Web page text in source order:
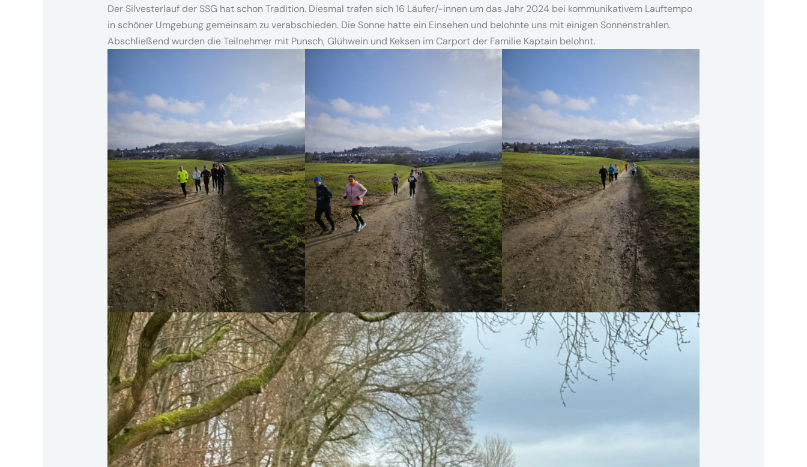
Der Silvesterlauf der SSG hat schon Tradition. Diesmal trafen sich 16 Läufer/-innen um das Jahr 2024 bei kommunikativem Lauftempo
in schöner Umgebung gemeinsam zu verabschieden. Die Sonne hatte ein Einsehen und belohnte uns mit einigen Sonnenstrahlen.
Abschließend wurden die Teilnehmer mit Punsch, Glühwein und Keksen im Carport der Familie Kaptain belohnt.